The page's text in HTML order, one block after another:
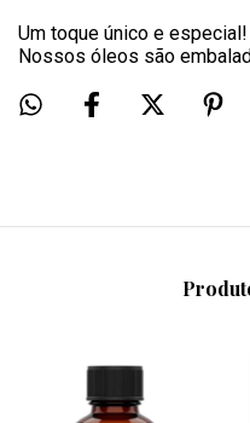
Um toque único e especial!
Nossos óleos são